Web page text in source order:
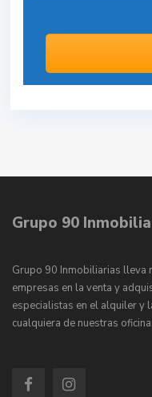
Grupo 90
Grupo 90 Inmobiliarias lleva
empresas en la venta y
especialistas en el alquiler y
cualquiera de nuestras